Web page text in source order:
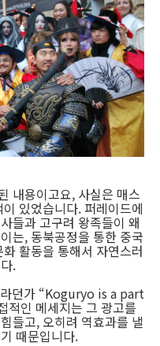
내용이고요, 사실은 매스
있었습니다. 퍼레이드에
들과 고구려 왕족들이 왜
는, 동북공정을 통한 중국
활동을 통해서 자연스러
.
던가 “Koguryo is a part
인 메세지는 그 광고를
들고, 오히려 역효과를 낼
때문입니다.